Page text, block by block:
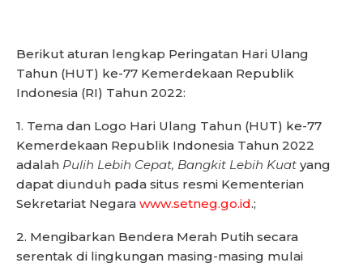
Berikut aturan lengkap Peringatan Hari Ulang
Tahun (HUT) ke-77 Kemerdekaan Republik
Indonesia (RI) Tahun 2022:
1. Tema dan Logo Hari Ulang Tahun (HUT) ke-77
Kemerdekaan Republik Indonesia Tahun 2022
adalah Pulih Lebih Cepat, Bangkit Lebih Kuat yang
dapat diunduh pada situs resmi Kementerian
Sekretariat Negara www.setneg.go.id.;
2. Mengibarkan Bendera Merah Putih secara
serentak di lingkungan masing-masing mulai